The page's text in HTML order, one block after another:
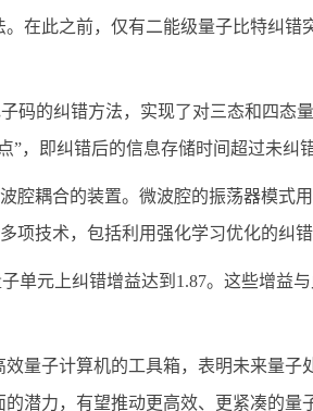
在此之前，仅有二能级量子比特纠错
码的纠错方法，实现了对三态和四态
即纠错后的信息存储时间超过未纠
腔耦合的装置。微波腔的振荡器模式用
项技术，包括利用强化学习优化的纠错
单元上纠错增益达到1.87。这些增益
量子计算机的工具箱，表明未来量子
潜力，有望推动更高效、更紧凑的量